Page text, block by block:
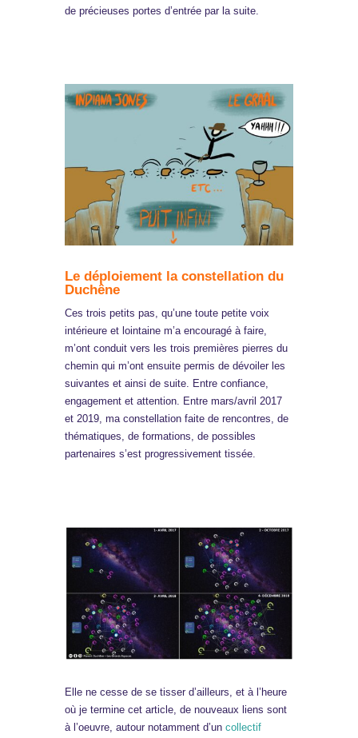
de précieuses portes d’entrée par la suite.
Le déploiement la constellation du
Duchêne
Ces trois petits pas, qu’une toute petite voix
intérieure et lointaine m’a encouragé à faire,
m’ont conduit vers les trois premières pierres du
chemin qui m’ont ensuite permis de dévoiler les
suivantes et ainsi de suite. Entre confiance,
engagement et attention. Entre mars/avril 2017
et 2019, ma constellation faite de rencontres, de
thématiques, de formations, de possibles
partenaires s’est progressivement tissée.
Elle ne cesse de se tisser d’ailleurs, et à l’heure
où je termine cet article, de nouveaux liens sont
à l’oeuvre, autour notamment d’un collectif